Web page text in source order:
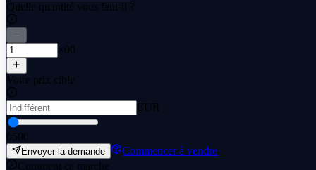
Quelle quantité vous faut-il ?
×00
Votre prix cible
EUR
0500
Envoyer la demande
Commencer à vendre
Comment ça marche